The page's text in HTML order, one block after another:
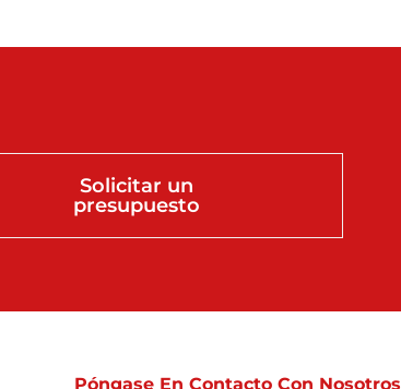
Solicitar un
presupuesto
Póngase En Contacto Con Nosotros